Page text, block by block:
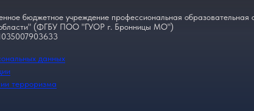
бюджетное учреждение профессиональная
области" (ФГБУ ПОО "ГУОР г. Бронницы МО")
данных
терроризма